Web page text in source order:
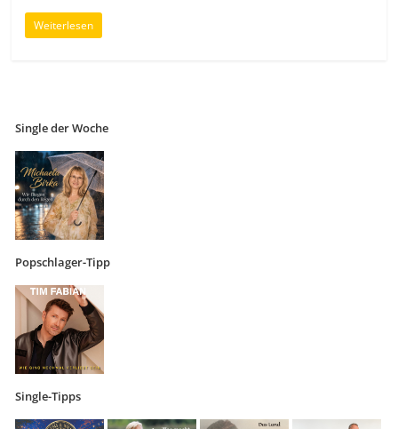
Weiterlesen
Single der Woche
Popschlager-Tipp
Single-Tipps